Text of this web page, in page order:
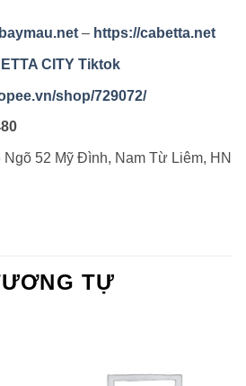
– https://cabetta.net
CITY Tiktok
shop/729072/
52 Mỹ Đình, Nam Từ Liêm, HN
TỰ